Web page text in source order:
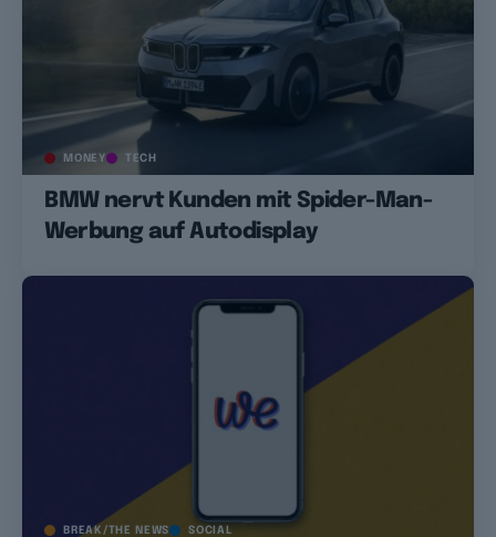
MONEY TECH
BMW nervt Kunden mit Spider-Man-
Werbung auf Autodisplay
BREAK/THE NEWS SOCIAL